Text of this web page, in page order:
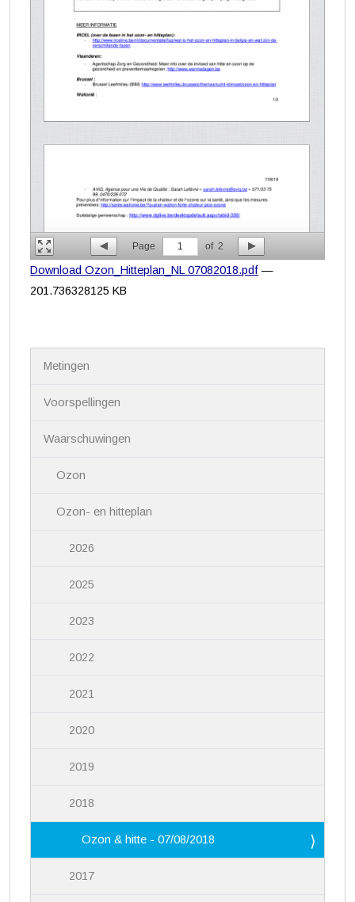
Page 1 of 2
Download Ozon_Hitteplan_NL 07082018.pdf —
201.736328125 KB
Metingen
Voorspellingen
Waarschuwingen
Ozon
Ozon- en hitteplan
2026
2025
2023
2022
2021
2020
2019
2018
Ozon & hitte - 07/08/2018
2017